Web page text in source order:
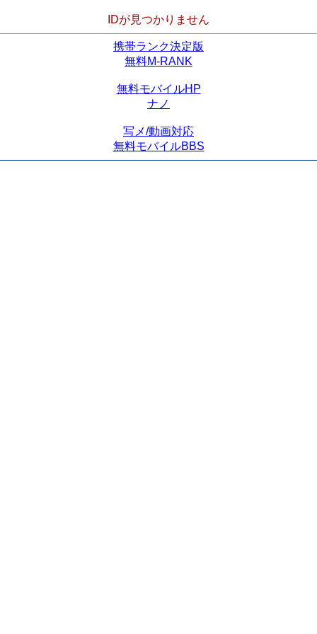
IDが見つかりません
携帯ランク決定版
無料M-RANK
無料モバイルHP
ナノ
写メ/動画対応
無料モバイルBBS